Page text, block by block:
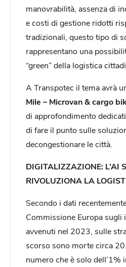
manovrabilità, assenza di
e costi di gestione ridotti
tradizionali, questo tipo di
rappresentano una
“green” della logistica
A Transpotec il tema avrà
Mile – Microvan & cargo
di approfondimento
di fare il punto sulle
decongestionare le città.
DIGITALIZZAZIONE: L’AI
RIVOLUZIONA LA
Secondo i dati
Commissione Europa sugli
avvenuti nel 2023, sulle
scorso sono morte circa
numero che è solo dell’1%